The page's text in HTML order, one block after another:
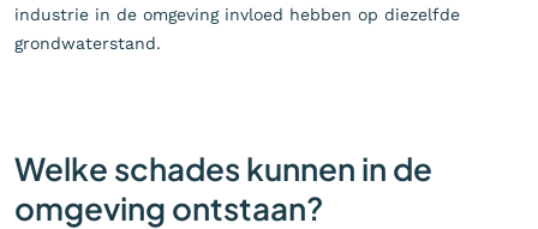
industrie in de omgeving invloed hebben op diezelfde
grondwaterstand.
Welke schades kunnen in de
omgeving ontstaan?